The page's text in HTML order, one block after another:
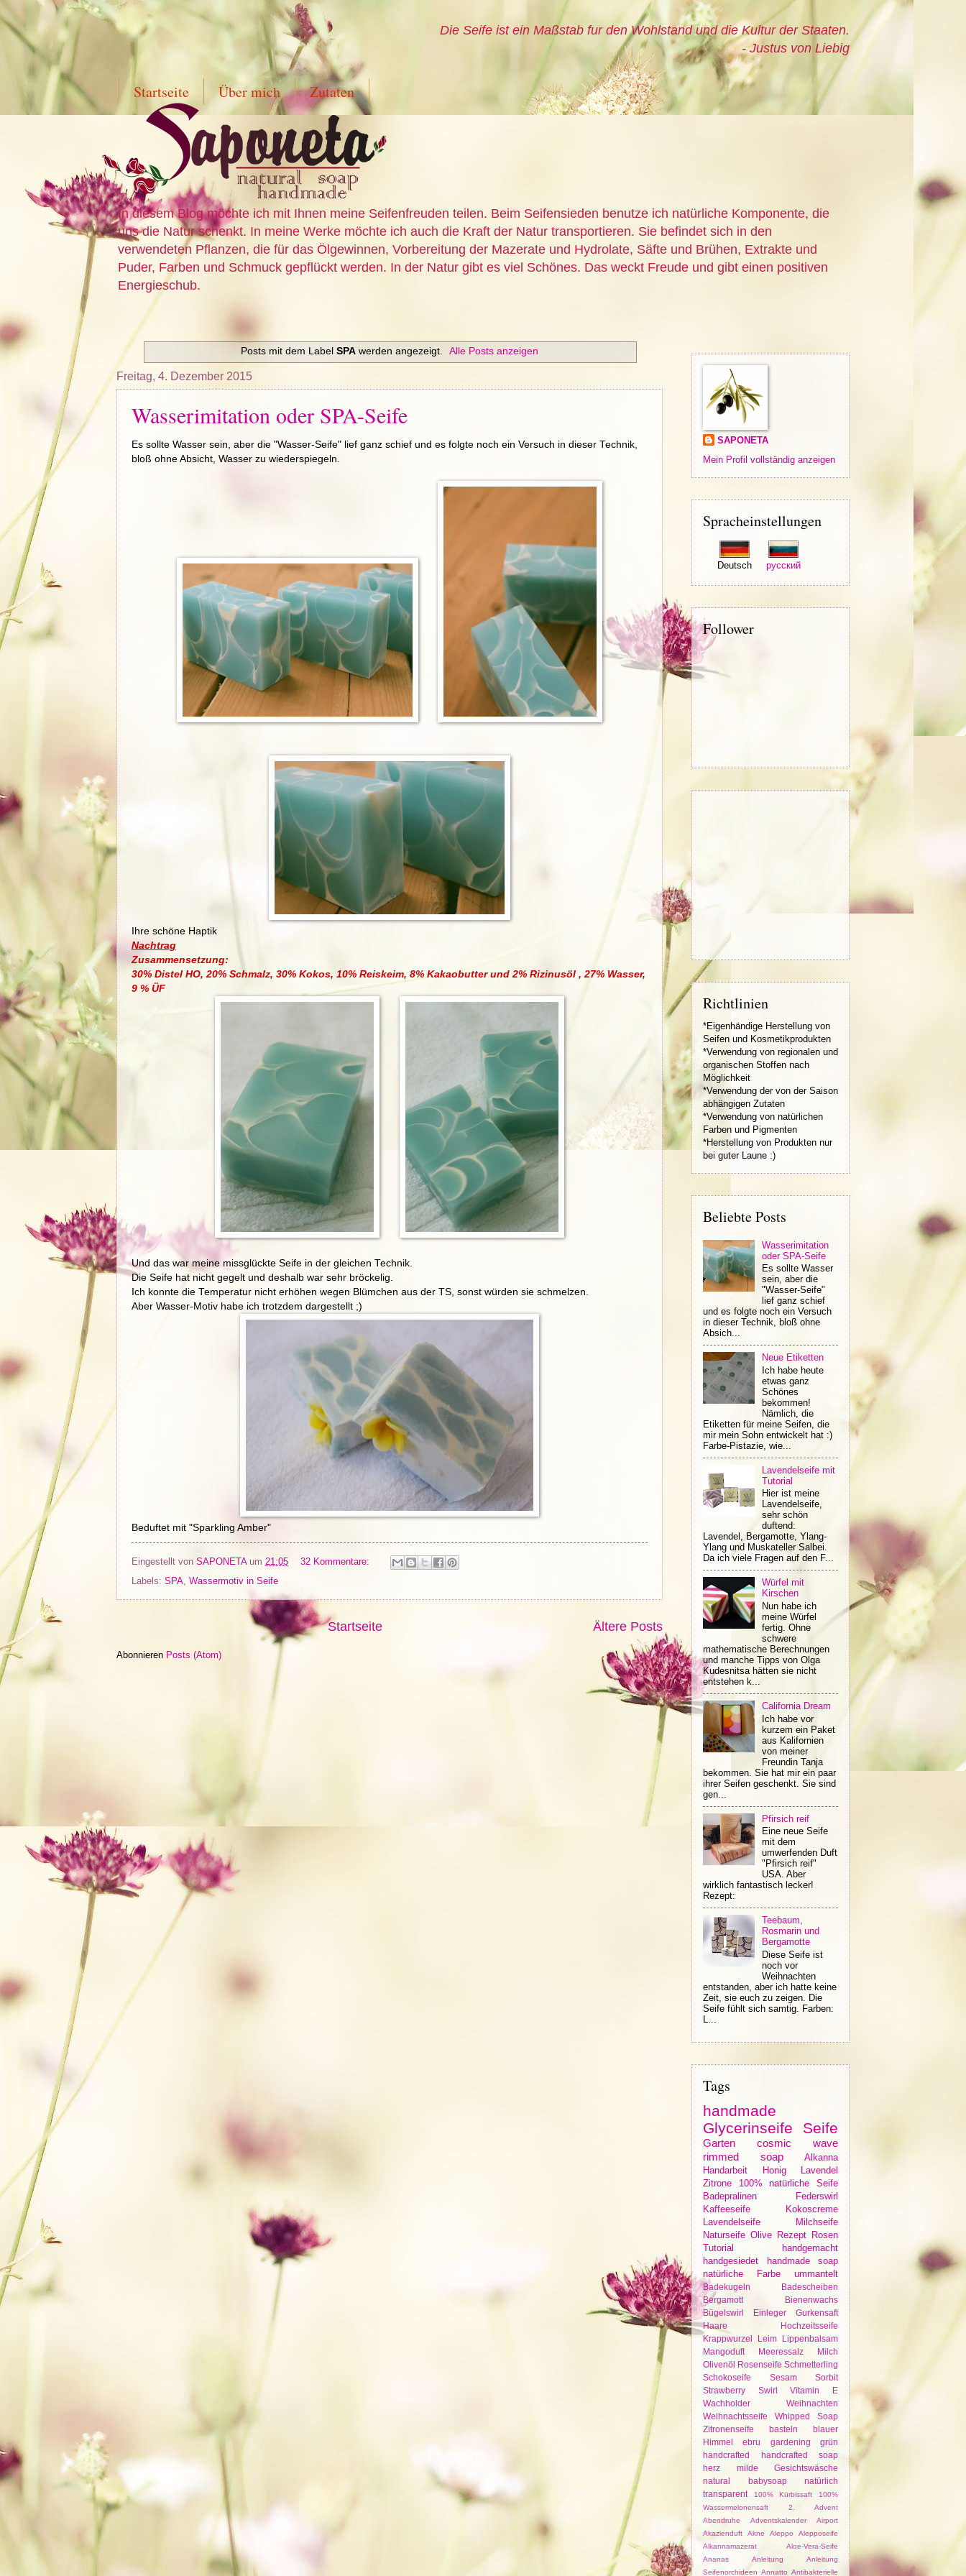
Die Seife ist ein Maßstab fur den Wohlstand und die Kultur der Staaten.
- Justus von Liebig
Startseite Über mich Zutaten
In diesem Blog möchte ich mit Ihnen meine Seifenfreuden teilen. Beim Seifensieden benutze ich natürliche Komponente, die
uns die Natur schenkt. In meine Werke möchte ich auch die Kraft der Natur transportieren. Sie befindet sich in den
verwendeten Pflanzen, die für das Ölgewinnen, Vorbereitung der Mazerate und Hydrolate, Säfte und Brühen, Extrakte und
Puder, Farben und Schmuck gepflückt werden. In der Natur gibt es viel Schönes. Das weckt Freude und gibt einen positiven
Energieschub.
Posts mit dem Label SPAwerden angezeigt. Alle Posts anzeigen
Freitag, 4. Dezember 2015
Wasserimitation oder SPA-Seife
Es sollte Wasser sein, aber die "Wasser-Seife" lief ganz schief und es folgte noch ein Versuch in dieser Technik,
bloß ohne Absicht, Wasser zu wiederspiegeln.
Ihre schöne Haptik
Nachtrag
Zusammensetzung:
30% Distel HO, 20% Schmalz, 30% Kokos, 10% Reiskeim, 8% Kakaobutter und 2% Rizinusöl ,27% Wasser,
9 % ÜF
Und das war meine missglückte Seife in der gleichen Technik.
Die Seife hat nicht gegelt und deshalb war sehr bröckelig.
Ich konnte die Temperatur nicht erhöhen wegen Blümchen aus der TS, sonst würden sie schmelzen.
Aber Wasser-Motiv habe ich trotzdem dargestellt ;)
Beduftet mit "Sparkling Amber"
Eingestellt von SAPONETA um 21:05
32 Kommentare:
Labels: SPA Wassermotiv in Seife
Ältere Posts
Startseite
Abonnieren Posts (Atom)
SAPONETA
Mein Profil vollständig anzeigen
Spracheinstellungen
Deutsch русский
Follower
Richtlinien
*Eigenhändige Herstellung von
Seifen und Kosmetikprodukten
*Verwendung von regionalen und
organischen Stoffen nach
Möglichkeit
*Verwendung der von der Saison
abhängigen Zutaten
*Verwendung von natürlichen
Farben und Pigmenten
*Herstellung von Produkten nur
bei guter Laune :)
Beliebte Posts
Wasserimitation
oder SPA-Seife
Es sollte Wasser
sein, aber die
"Wasser-Seife"
lief ganz schief
und es folgte noch ein Versuch
in dieser Technik, bloß ohne
Absich...
Neue Etiketten
Ich habe heute
etwas ganz
Schönes
bekommen!
Nämlich, die
Etiketten für meine Seifen, die
mir mein Sohn entwickelt hat :)
Farbe-Pistazie, wie...
Lavendelseife mit
Tutorial
Hier ist meine
Lavendelseife,
sehr schön
duftend:
Lavendel, Bergamotte, Ylang-
Ylang und Muskateller Salbei.
Da ich viele Fragen auf den F...
Würfel mit
Kirschen
Nun habe ich
meine Würfel
fertig. Ohne
schwere
mathematische Berechnungen
und manche Tipps von Olga
Kudesnitsa hätten sie nicht
entstehen k...
California Dream
Ich habe vor
kurzem ein Paket
aus Kalifornien
von meiner
Freundin Tanja
bekommen. Sie hat mir ein paar
ihrer Seifen geschenkt. Sie sind
gen...
Pfirsich reif
Eine neue Seife
mit dem
umwerfenden Duft
"Pfirsich reif"
USA. Aber
wirklich fantastisch lecker!
Rezept:
Teebaum,
Rosmarin und
Bergamotte
Diese Seife ist
noch vor
Weihnachten
entstanden, aber ich hatte keine
Zeit, sie euch zu zeigen. Die
Seife fühlt sich samtig. Farben:
Tags
handmade
Glycerinseife
Seife
Garten
cosmic wave
rimmed soap
Alkanna
Handarbeit
Honig
Lavendel
Zitrone
100% natürliche Seife
Badepralinen
Federswirl
Kaffeeseife
Kokoscreme
Lavendelseife
Milchseife
Naturseife Olive Rezept Rosen
Tutorial
handgemacht
handgesiedet
handmade soap
natürliche Farbe
ummantelt
Badekugeln
Badescheiben
Bergamott
Bienenwachs
Bügelswirl
Einleger
Gurkensaft
Haare
Hochzeitsseife
Krappwurzel
Leim
Lippenbalsam
Mangoduft
Meeressalz
Milch
Olivenöl
Rosenseife Schmetterling
Schokoseife
Sesam
Sorbit
Strawberry
Swirl
Vitamin E
Wachholder
Weihnachten
Weihnachtsseife
Whipped Soap
Zitronenseife
basteln
blauer
Himmel
ebru gardening
grün
handcrafted
handcrafted soap
herz
milde Gesichtswäsche
natural babysoap
natürlich
transparent
100% Kürbissaft
100%
Wassermelonensaft
2. Advent
Abendruhe
Adventskalender
Airport
Akazienduft
Akne Aleppo
Alepposeife
Alkannamazerat
Aloe-Vera-Seife
Ananas
Anleitung
Anleitung
Seifenorchideen Annatto Antibakterielle